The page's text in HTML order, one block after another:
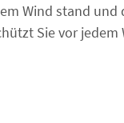
Wind stand und
Sie vor jedem